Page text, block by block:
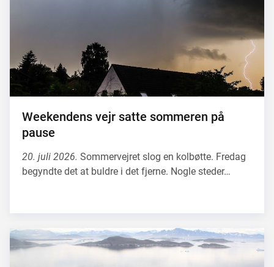
Weekendens vejr satte sommeren på
pause
20. juli 2026. Sommervejret slog en kolbøtte. Fredag
begyndte det at buldre i det fjerne. Nogle steder…